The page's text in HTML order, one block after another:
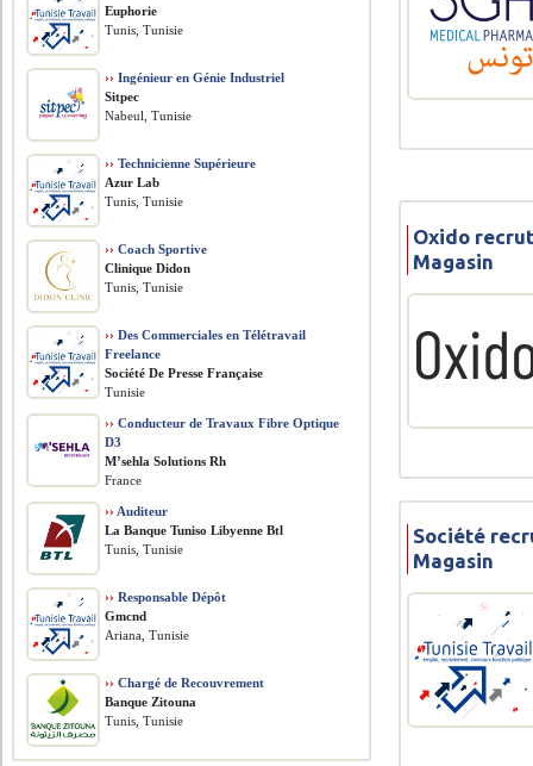
Oxido
Magasin
Société
Magasin
Euphorie
Tunis, Tunisie
›› Ingénieur en Génie Industriel
Sitpec
Nabeul, Tunisie
›› Technicienne Supérieure
Azur Lab
Tunis, Tunisie
›› Coach Sportive
Clinique Didon
Tunis, Tunisie
›› Des Commerciales en Télétravail
Freelance
Société De Presse Française
Tunisie
›› Conducteur de Travaux Fibre Optique
D3
M’sehla Solutions Rh
France
›› Auditeur
La Banque Tuniso Libyenne Btl
Tunis, Tunisie
›› Responsable Dépôt
Gmcnd
Ariana, Tunisie
›› Chargé de Recouvrement
Banque Zitouna
Tunis, Tunisie